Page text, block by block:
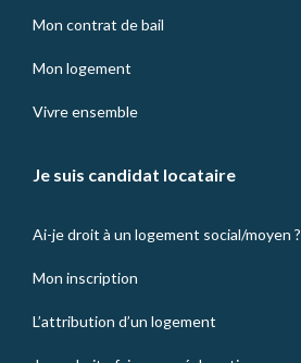
Mon contrat de bail
Mon logement
Vivre ensemble
Je suis candidat locataire
Ai-je droit à un logement social/moyen ?
Mon inscription
L’attribution d’un logement